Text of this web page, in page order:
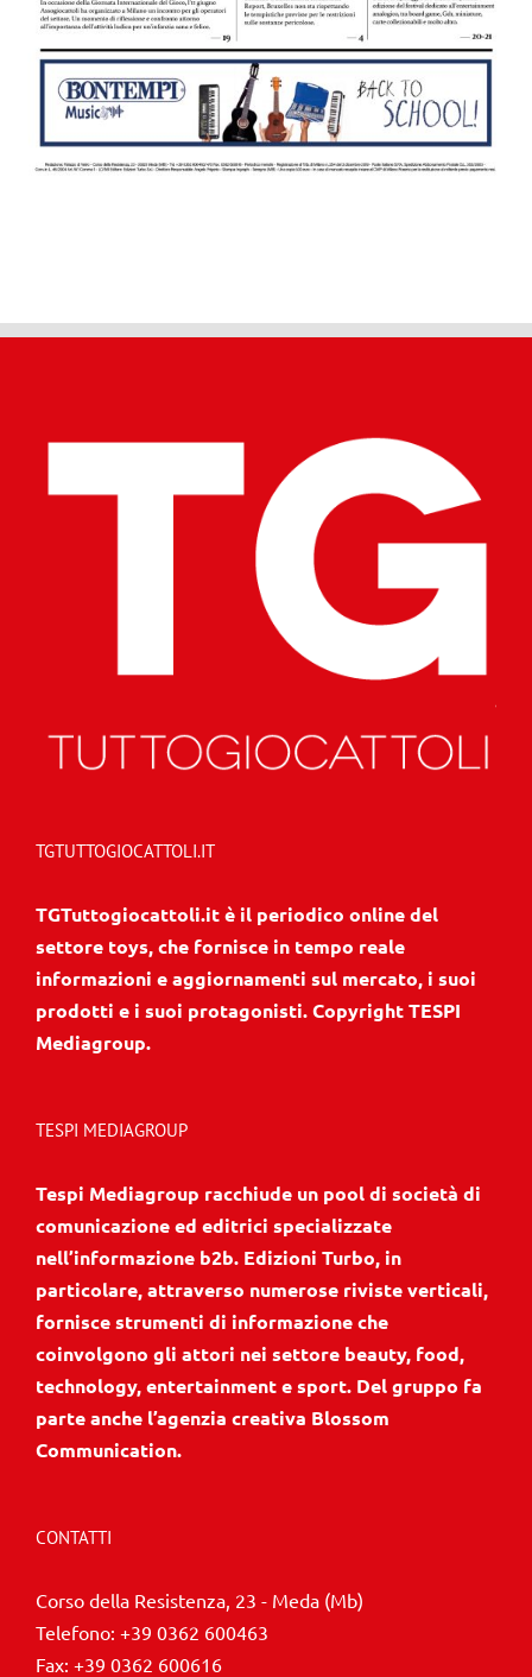
TGTUTTOGIOCATTOLI.IT
TGTuttogiocattoli.it è il periodico online del
settore toys, che fornisce in tempo reale
informazioni e aggiornamenti sul mercato, i suoi
prodotti e i suoi protagonisti. Copyright TESPI
Mediagroup.
TESPI MEDIAGROUP
Tespi Mediagroup racchiude un pool di società di
comunicazione ed editrici specializzate
nell’informazione b2b. Edizioni Turbo, in
particolare, attraverso numerose riviste verticali,
fornisce strumenti di informazione che
coinvolgono gli attori nei settore beauty, food,
technology, entertainment e sport. Del gruppo fa
parte anche l’agenzia creativa Blossom
Communication.
CONTATTI
Corso della Resistenza, 23 - Meda (Mb)
Telefono: +39 0362 600463
Fax: +39 0362 600616